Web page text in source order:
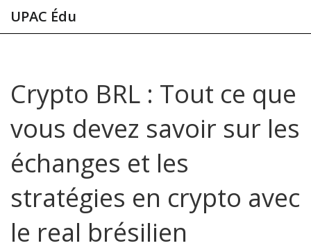
UPAC Édu
Crypto BRL : Tout ce que
vous devez savoir sur les
échanges et les
stratégies en crypto avec
le real brésilien